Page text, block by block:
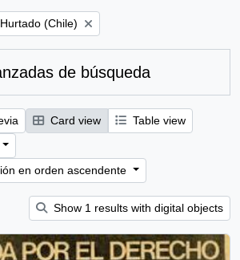
(Chile)
de búsqueda
Card view
Table view
en orden ascendente
Show 1 results with digital objects